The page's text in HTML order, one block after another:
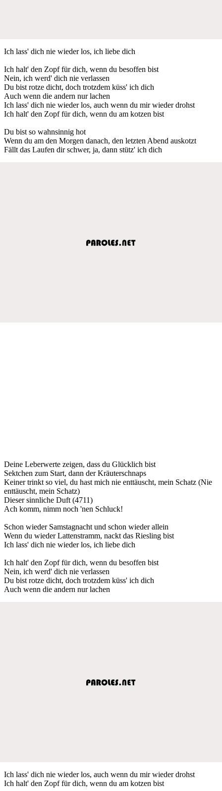
Ich lass' dich nie wieder los, ich liebe dich
Ich halt' den Zopf für dich, wenn du besoffen bist
Nein, ich werd' dich nie verlassen
Du bist rotze dicht, doch trotzdem küss' ich dich
Auch wenn die andern nur lachen
Ich lass' dich nie wieder los, auch wenn du mir wieder drohst
Ich halt' den Zopf für dich, wenn du am kotzen bist
Du bist so wahnsinnig hot
Wenn du am den Morgen danach, den letzten Abend auskotzt
Fällt das Laufen dir schwer, ja, dann stütz' ich dich
Deine Leberwerte zeigen, dass du Glücklich bist
Sektchen zum Start, dann der Kräuterschnaps
Keiner trinkt so viel, du hast mich nie enttäuscht, mein Schatz (Nie
enttäuscht, mein Schatz)
Dieser sinnliche Duft (4711)
Ach komm, nimm noch 'nen Schluck!
Schon wieder Samstagnacht und schon wieder allein
Wenn du wieder Lattenstramm, nackt das Riesling bist
Ich lass' dich nie wieder los, ich liebe dich
Ich halt' den Zopf für dich, wenn du besoffen bist
Nein, ich werd' dich nie verlassen
Du bist rotze dicht, doch trotzdem küss' ich dich
Auch wenn die andern nur lachen
Ich lass' dich nie wieder los, auch wenn du mir wieder drohst
Ich halt' den Zopf für dich, wenn du am kotzen bist